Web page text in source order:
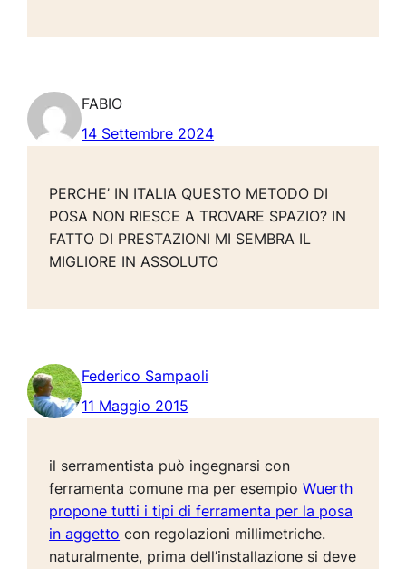
FABIO
14 Settembre 2024
PERCHE’ IN ITALIA QUESTO METODO DI
POSA NON RIESCE A TROVARE SPAZIO? IN
FATTO DI PRESTAZIONI MI SEMBRA IL
MIGLIORE IN ASSOLUTO
Federico Sampaoli
11 Maggio 2015
il serramentista può ingegnarsi con
ferramenta comune ma per esempioWuerth
propone tutti i tipi di ferramenta per la posa
in aggetto con regolazioni millimetriche.
naturalmente, prima dell’installazione si deve